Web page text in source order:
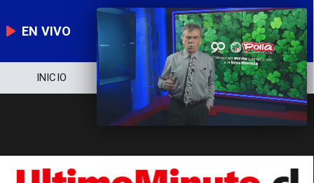
EN VIVO
NOTICIERO POLÍTICA ECONOMÍA